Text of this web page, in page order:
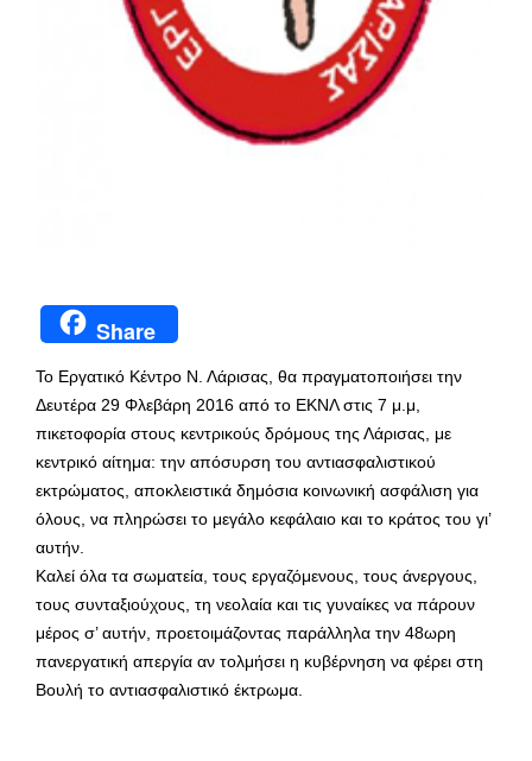
Share
Το Εργατικό Κέντρο Ν. Λάρισας, θα πραγματοποιήσει την
Δευτέρα 29 Φλεβάρη 2016 από το ΕΚΝΛ στις 7 μ.μ,
πικετοφορία στους κεντρικούς δρόμους της Λάρισας, με
κεντρικό αίτημα: την απόσυρση του αντιασφαλιστικού
εκτρώματος, αποκλειστικά δημόσια κοινωνική ασφάλιση για
όλους, να πληρώσει το μεγάλο κεφάλαιο και το κράτος του γι’
αυτήν.
Καλεί όλα τα σωματεία, τους εργαζόμενους, τους άνεργους,
τους συνταξιούχους, τη νεολαία και τις γυναίκες να πάρουν
μέρος σ’ αυτήν, προετοιμάζοντας παράλληλα την 48ωρη
πανεργατική απεργία αν τολμήσει η κυβέρνηση να φέρει στη
Βουλή το αντιασφαλιστικό έκτρωμα.